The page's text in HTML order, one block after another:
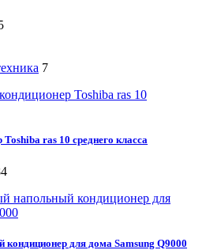
7
ras 10 среднего класса
для дома Samsung Q9000